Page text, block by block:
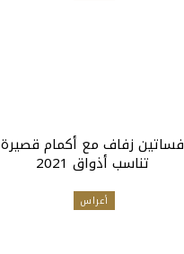
فساتين زفاف مع أكمام قصيرة
تناسب أذواق 2021
أعراس